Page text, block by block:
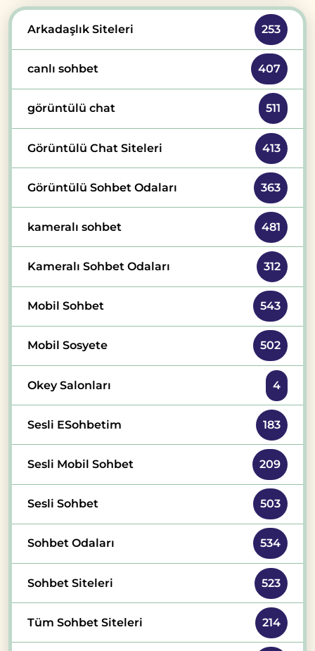
Arkadaşlık Siteleri 253
canlı sohbet 407
görüntülü chat 511
Görüntülü Chat Siteleri 413
Görüntülü Sohbet Odaları 363
kameralı sohbet 481
Kameralı Sohbet Odaları 312
Mobil Sohbet 543
Mobil Sosyete 502
Okey Salonları 4
Sesli ESohbetim 183
Sesli Mobil Sohbet 209
Sesli Sohbet 503
Sohbet Odaları 534
Sohbet Siteleri 523
Tüm Sohbet Siteleri 214